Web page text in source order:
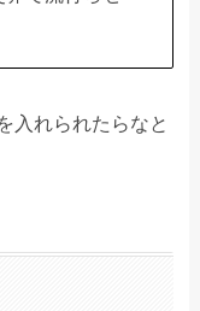
入れられたらなと